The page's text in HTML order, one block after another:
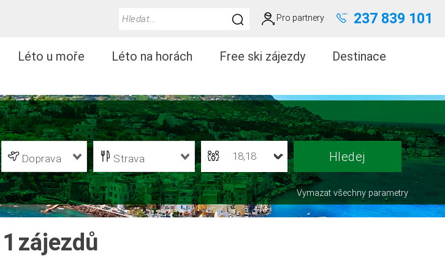
Pro partnery 237 839 101
Léto u moře Léto na horách Free ski zájezdy Destinace
Doprava Strava 18,18
Vymazat všechny parametry
1 zájezdů